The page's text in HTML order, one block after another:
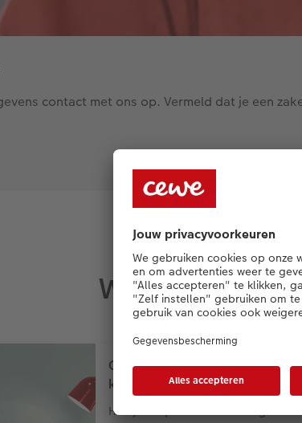
contact met ons op. Vermeld dat je een
Welke
Grote bestelling voor
klanten
Heb je als particuliere klant grootse